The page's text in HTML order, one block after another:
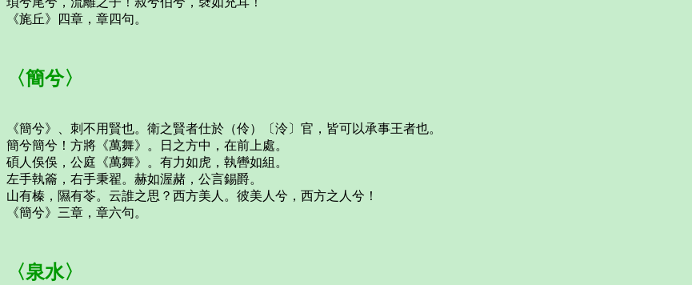
《旄丘》四章，章四句。
〈簡兮〉
《簡兮》、刺不用賢也。衛之賢者仕於（伶）〔泠〕官，皆可以承事王者也。
簡兮簡兮！方將《萬舞》。日之方中，在前上處。
碩人俁俁，公庭《萬舞》。有力如虎，執轡如組。
左手執籥，右手秉翟。赫如渥赭，公言錫爵。
山有榛，隰有苓。云誰之思？西方美人。彼美人兮，西方之人兮！
《簡兮》三章，章六句。
〈泉水〉